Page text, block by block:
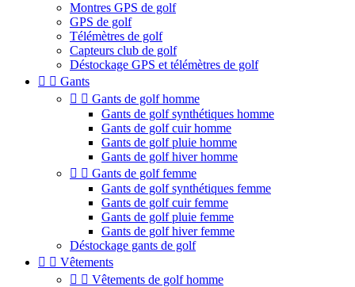
Montres GPS de golf
GPS de golf
Télémètres de golf
Capteurs club de golf
Déstockage GPS et télémètres de golf
  Gants
  Gants de golf homme
Gants de golf synthétiques homme
Gants de golf cuir homme
Gants de golf pluie homme
Gants de golf hiver homme
  Gants de golf femme
Gants de golf synthétiques femme
Gants de golf cuir femme
Gants de golf pluie femme
Gants de golf hiver femme
Déstockage gants de golf
  Vêtements
  Vêtements de golf homme